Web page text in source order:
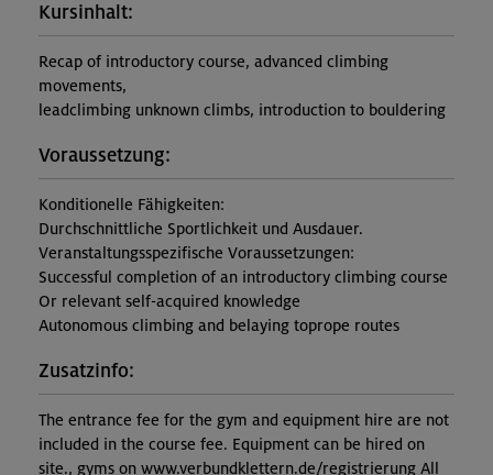
Kursinhalt:
Recap of introductory course, advanced climbing
movements,
leadclimbing unknown climbs, introduction to bouldering
Voraussetzung:
Konditionelle Fähigkeiten:
Durchschnittliche Sportlichkeit und Ausdauer.
Veranstaltungsspezifische Voraussetzungen:
Successful completion of an introductory climbing course
Or relevant self-acquired knowledge
Autonomous climbing and belaying toprope routes
Zusatzinfo:
The entrance fee for the gym and equipment hire are not
included in the course fee. Equipment can be hired on
site., gyms on www.verbundklettern.de/registrierung All